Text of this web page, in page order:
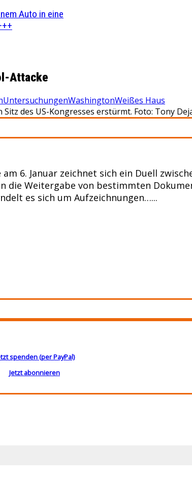
Auto in eine
Attacke
UntersuchungenWashingtonWeißes Haus
des US-Kongresses erstürmt. Foto: Tony
6. Januar zeichnet sich ein Duell
die Weitergabe von bestimmten
es sich um Aufzeichnungen…...
spenden (per PayPal)
Jetzt abonnieren